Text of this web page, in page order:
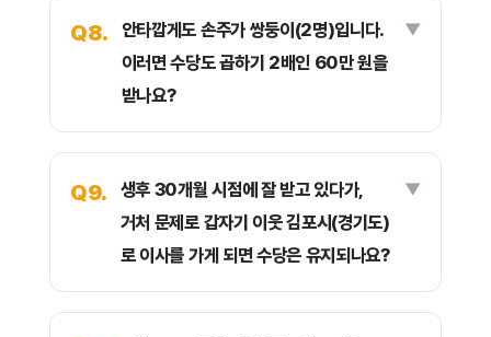
Q8.
안타깝게도 손주가 쌍둥이(2명)입니다.
이러면 수당도 곱하기 2배인 60만 원을
받나요?
Q9.
생후 30개월 시점에 잘 받고 있다가,
거처 문제로 갑자기 이웃 김포시(경기도)
로 이사를 가게 되면 수당은 유지되나요?